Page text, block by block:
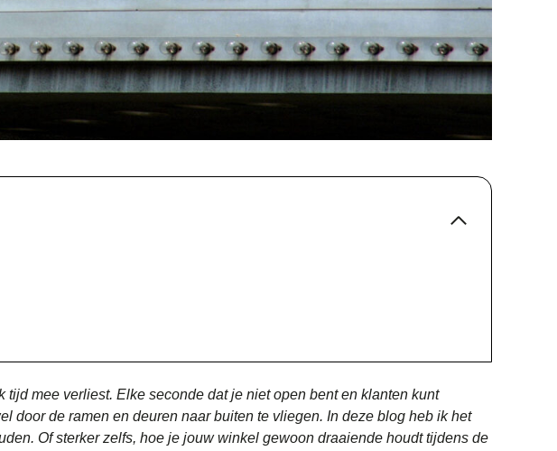
mee verliest. Elke seconde dat je niet open bent en klanten kunt
door de ramen en deuren naar buiten te vliegen. In deze blog heb ik het
Of sterker zelfs, hoe je jouw winkel gewoon draaiende houdt tijdens de